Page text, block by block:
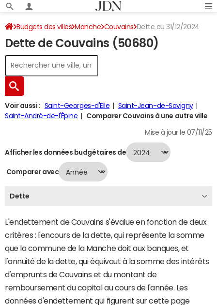
Budgets des villes Manche Couvains Dette au 31/12/2024
Dette de Couvains (50680)
Voir aussi : Saint-Georges-d'Elle
Saint-Jean-de-Savigny
Saint-André-de-l'Épine
Comparer Couvains à une autre ville
Mise à jour le 07/11/25
Afficher les données budgétaires de
Comparer avec
Dette
L'endettement de Couvains s'évalue en fonction de deux
critères : l'encours de la dette, qui représente la somme
que la commune de la Manche doit aux banques, et
l'annuité de la dette, qui équivaut à la somme des intérêts
d'emprunts de Couvains et du montant de
remboursement du capital au cours de l'année. Les
données d'endettement qui figurent sur cette page